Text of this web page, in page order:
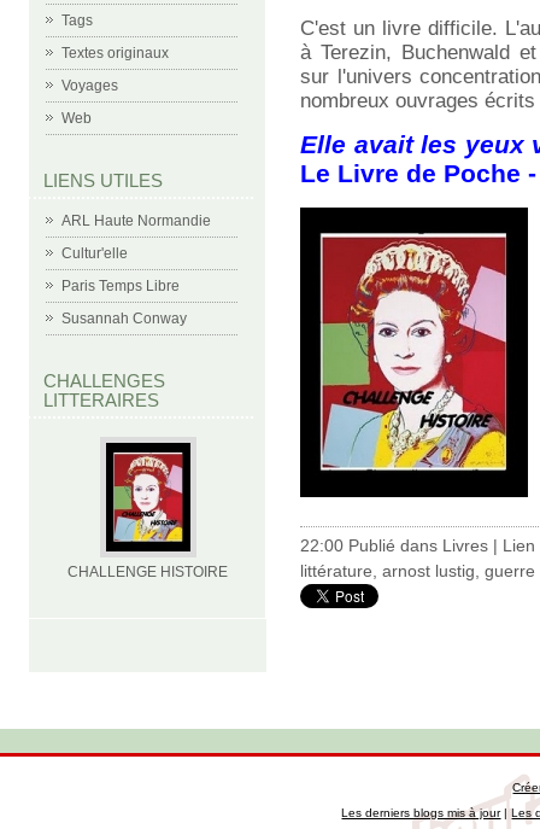
Tags
Textes originaux
Voyages
Web
LIENS UTILES
ARL Haute Normandie
Cultur'elle
Paris Temps Libre
Susannah Conway
CHALLENGES
LITTERAIRES
CHALLENGE HISTOIRE
C'est un livre difficile.
à Terezin, Buchenwald
sur l'univers
nombreux ouvrages
Elle avait les yeux
Le Livre de Poche
22:00 Publié dans Livres | Lien
littérature arnost lustig guerre
Les derniers blogs mis à jour| Les